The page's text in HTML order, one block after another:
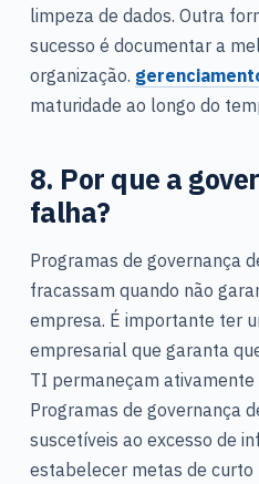
limpeza de dados. Outra
sucesso é documentar a
organização.
maturidade ao longo do
8. Por que a
falha?
Programas de governança
fracassam quando não
empresa. É importante ter
empresarial que garanta
TI permaneçam
Programas de governança
suscetíveis ao excesso de
estabelecer metas de curto